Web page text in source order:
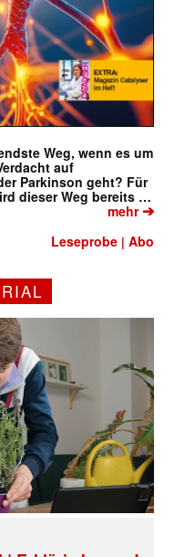
Newsletter
informiert.
Weg, wenn es um
auf
Parkinson geht? Für
dieser Weg bereits …
mehr➔
Leseprobe |Abo